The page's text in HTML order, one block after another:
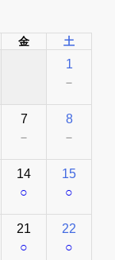
金 土
1
－
7
－
8
－
14
○
15
○
21
○
22
○